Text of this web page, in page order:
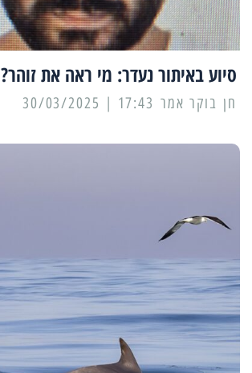
סיוע באיתור נעדר: מי ראה את זוהר?
17:43 | 30/03/2025